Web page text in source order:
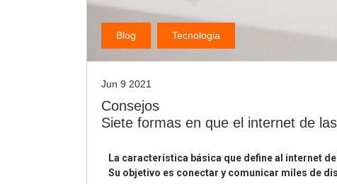
Blog Tecnologia
Jun 9 2021
Consejos
Siete formas en que el internet de
La característica básica que define al internet
Su objetivo es conectar y comunicar miles de